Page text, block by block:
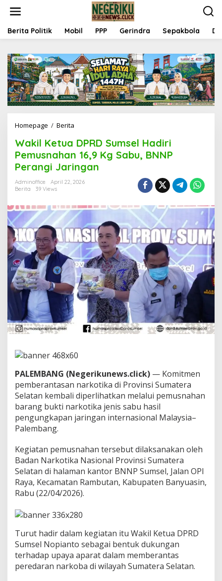
t
Berita Politik Mobil PPP Gerindra Sepakbola
Homepage / Berita
k
i
l
K
e
a
D
R
D
S
u
m
s
e
P
m
u
s
a
h
1
,
9
K
g
b
,
B
N
N
Wakil Ketua DPRD Sumsel Hadiri
Pemusnahan 16,9 Kg Sabu, BNNP
Perangi Jaringan
Adminoffice
April 22, 2026
Berita
39 Views
PALEMBANG (Negerikunews.click) — Komitmen
pemberantasan narkotika di Provinsi Sumatera
Selatan kembali diperlihatkan melalui pemusnahan
barang bukti narkotika jenis sabu hasil
pengungkapan jaringan internasional Malaysia–
Palembang.
Kegiatan pemusnahan tersebut dilaksanakan oleh
Badan Narkotika Nasional Provinsi Sumatera
Selatan di halaman kantor BNNP Sumsel, Jalan OPI
Raya, Kecamatan Rambutan, Kabupaten Banyuasin,
Rabu (22/04/2026).
Turut hadir dalam kegiatan itu Wakil Ketua DPRD
Sumsel Nopianto sebagai bentuk dukungan
terhadap upaya aparat dalam memberantas
peredaran narkoba di wilayah Sumatera Selatan.